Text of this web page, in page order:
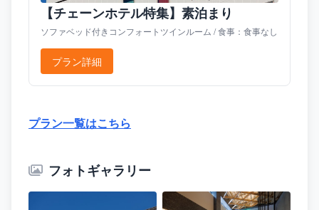
【チェーンホテル特集】素泊まり
ソファベッド付きコンフォートツインルーム / 食事：食事なし
プラン詳細
プラン一覧はこちら
フォトギャラリー